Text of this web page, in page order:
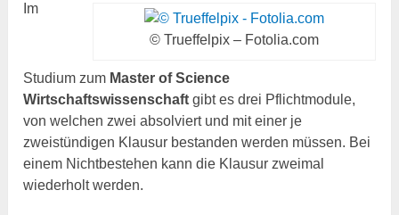
© Trueffelpix – Fotolia.com
Im
Studium zum Master of Science
Wirtschaftswissenschaft gibt es drei Pflichtmodule,
von welchen zwei absolviert und mit einer je
zweistündigen Klausur bestanden werden müssen. Bei
einem Nichtbestehen kann die Klausur zweimal
wiederholt werden.